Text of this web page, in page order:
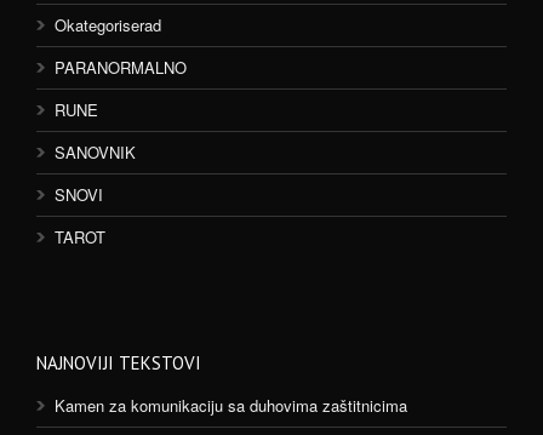
Okategoriserad
PARANORMALNO
RUNE
SANOVNIK
SNOVI
TAROT
NAJNOVIJI TEKSTOVI
Kamen za komunikaciju sa duhovima zaštitnicima